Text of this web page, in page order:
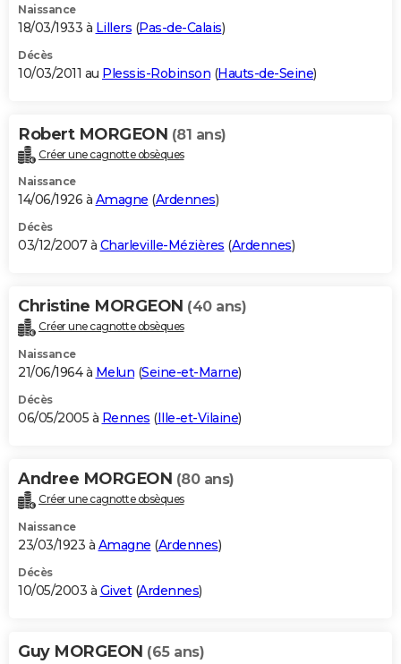
Naissance
18/03/1933 à Lillers (Pas-de-Calais)
Décès
10/03/2011 au Plessis-Robinson (Hauts-de-Seine)
Robert MORGEON (81 ans)
Créer une cagnotte obsèques
Naissance
14/06/1926 à Amagne (Ardennes)
Décès
03/12/2007 à Charleville-Mézières (Ardennes)
Christine MORGEON (40 ans)
Créer une cagnotte obsèques
Naissance
21/06/1964 à Melun (Seine-et-Marne)
Décès
06/05/2005 à Rennes (Ille-et-Vilaine)
Andree MORGEON (80 ans)
Créer une cagnotte obsèques
Naissance
23/03/1923 à Amagne (Ardennes)
Décès
10/05/2003 à Givet(Ardennes)
Guy MORGEON (65 ans)